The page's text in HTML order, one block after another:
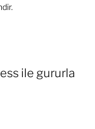
ile gururla